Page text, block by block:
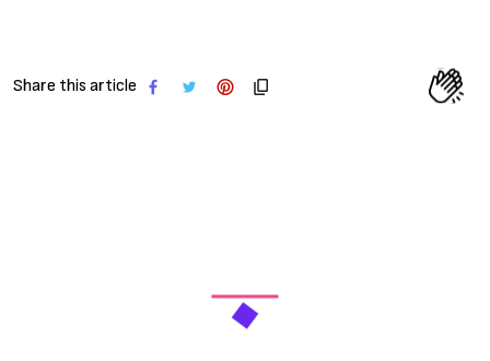
Share this article